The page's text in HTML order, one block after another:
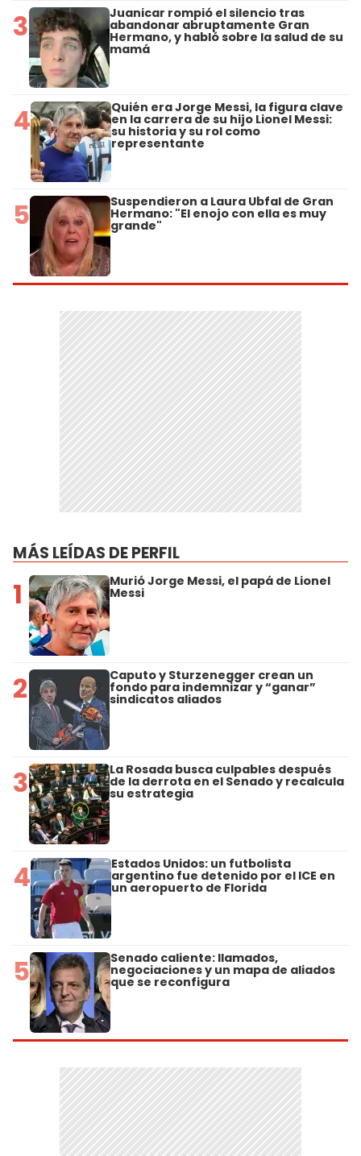
3 Juanicar rompió el silencio tras
abandonar abruptamente Gran
Hermano, y habló sobre la salud de su
mamá
4 Quién era Jorge Messi, la figura clave
en la carrera de su hijo Lionel Messi:
su historia y su rol como
representante
5 Suspendieron a Laura Ubfal de Gran
Hermano: "El enojo con ella es muy
grande"
MÁS LEÍDAS DE PERFIL
1 Murió Jorge Messi, el papá de Lionel
Messi
2 Caputo y Sturzenegger crean un
fondo para indemnizar y “ganar”
sindicatos aliados
3 La Rosada busca culpables después
de la derrota en el Senado y recalcula
su estrategia
4 Estados Unidos: un futbolista
argentino fue detenido por el ICE en
un aeropuerto de Florida
5 Senado caliente: llamados,
negociaciones y un mapa de aliados
que se reconfigura